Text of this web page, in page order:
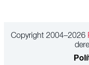
Copyright 2004–2026